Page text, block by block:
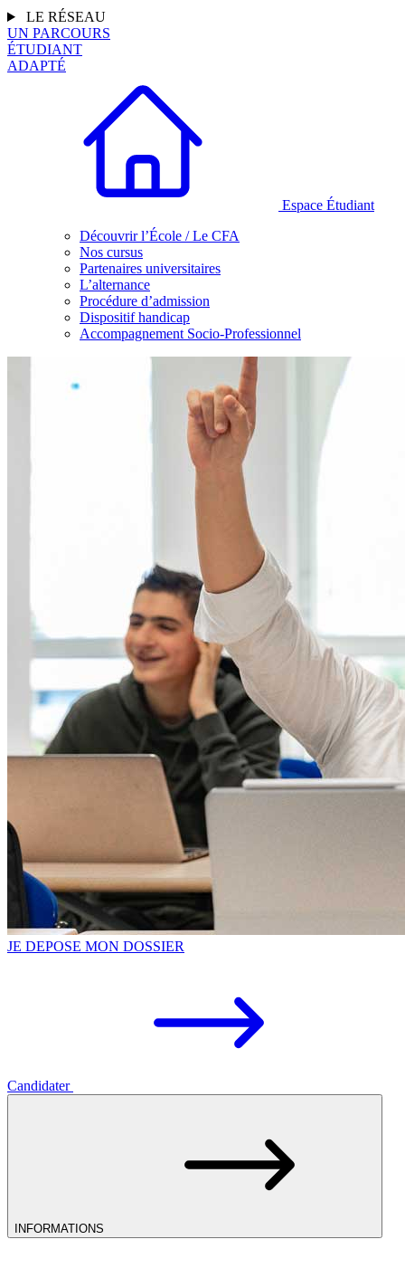
LE RÉSEAU
UN PARCOURS
ÉTUDIANT
ADAPTÉ
Espace Étudiant
Découvrir l’École / Le CFA
Nos cursus
Partenaires universitaires
L’alternance
Procédure d’admission
Dispositif handicap
Accompagnement Socio-Professionnel
JE DEPOSE MON DOSSIER
Candidater
INFORMATIONS